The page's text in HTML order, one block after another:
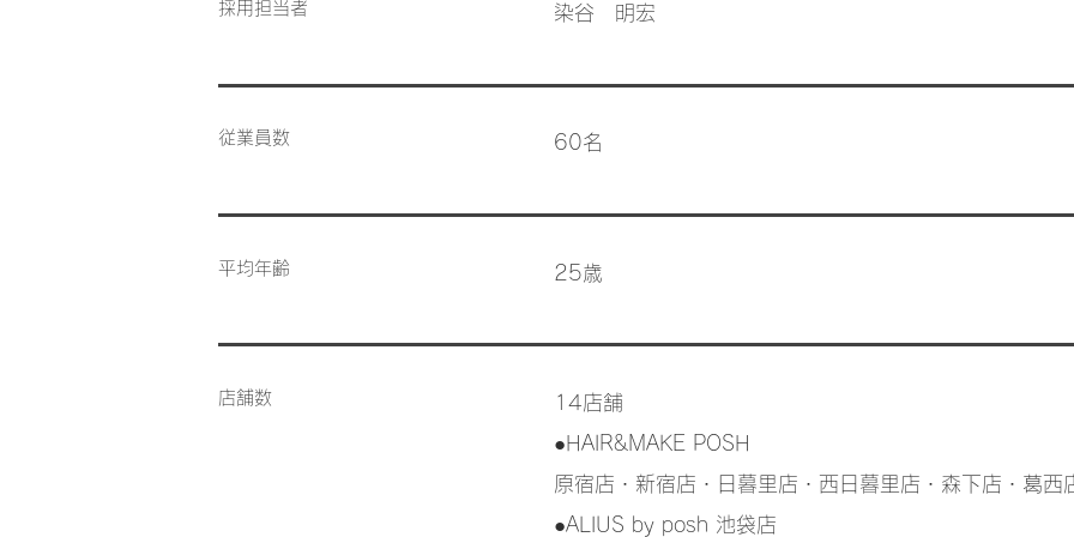
採用担当者 染谷 明宏
従業員数 60名
平均年齢 25歳
店舗数
14店舗
●HAIR&MAKE POSH
原宿店・新宿店・日暮里店・西日暮里店・森下店・葛西
●ALIUS by posh 池袋店